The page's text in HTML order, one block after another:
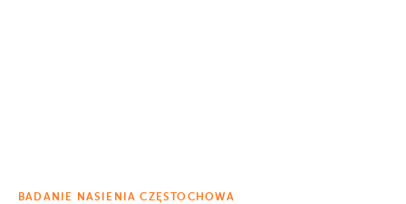
BADANIE NASIENIA CZĘSTOCHOWA